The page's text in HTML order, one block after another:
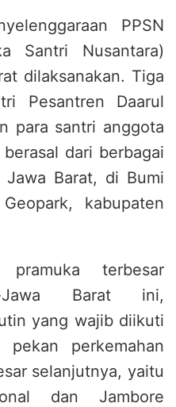
PPSN
Santri Nusantara)
dilaksanakan. Tiga
Pesantren Daarul
para santri anggota
dari berbagai
Barat, di Bumi
kabupaten
pramuka terbesar
Jawa Barat ini,
yang wajib diikuti
perkemahan
selanjutnya, yaitu
dan Jambore